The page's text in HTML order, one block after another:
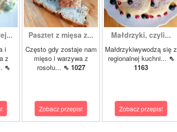
i
z
⇖
Pasztet z mięsa z...
Często gdy zostaje nam
mięso i warzywa z
rosołu... ⇖ 1027
Zobacz przepis!
Małdrzyki, czyli...
Małdrzykiwywodzą się z
regionalnej kuchni... ⇖
1163
Zobacz przepis!